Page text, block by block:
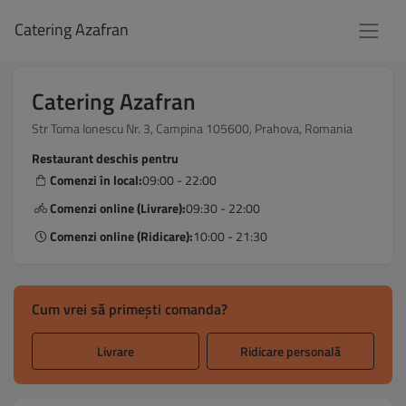
Catering Azafran
Catering Azafran
Str Toma Ionescu Nr. 3, Campina 105600, Prahova, Romania
Restaurant deschis pentru
Comenzi în local:09:00 - 22:00
Comenzi online (Livrare):09:30 - 22:00
Comenzi online (Ridicare):10:00 - 21:30
Cum vrei să primești comanda?
Livrare Ridicare personală